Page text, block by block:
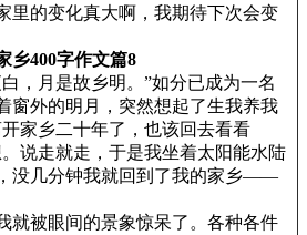
里的变化真大啊，我期待下次会变
乡400字作文篇8
，月是故乡明。”如分已成为一名
窗外的明月，突然想起了生我养我
家乡二十年了，也该回去看看
说走就走，于是我坐着太阳能水陆
没几分钟我就回到了我的家乡——
就被眼间的景象惊呆了。各种各件